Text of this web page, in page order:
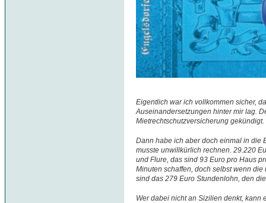
Eigentlich war ich vollkommen sicher,
Auseinandersetzungen hinter mir lag.
Mietrechtschutzversicherung gekündigt.
Dann habe ich aber doch einmal in die
musste unwillkürlich rechnen. 29.220
und Flure, das sind 93 Euro pro Haus
Minuten schaffen, doch selbst wenn
sind das 279 Euro Stundenlohn, den
Wer dabei nicht an Sizilien denkt, kann